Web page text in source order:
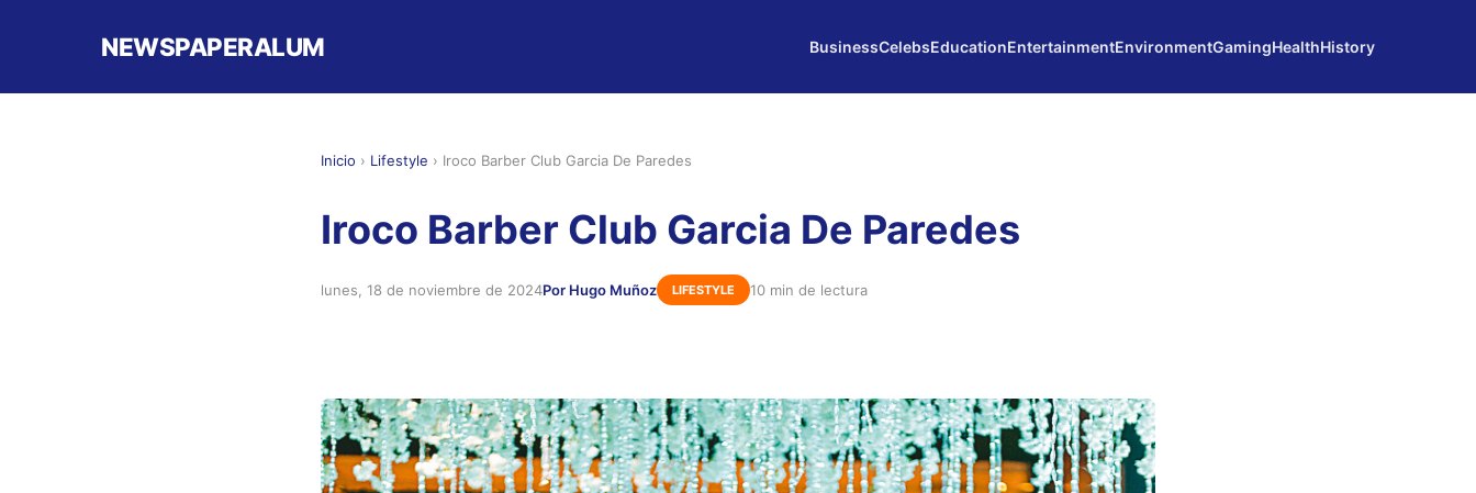
NEWSPAPERALUM BusinessCelebsEducationEntertainmentEnvironmentGamingHealthHistory
Inicio › Lifestyle › Iroco Barber Club Garcia De Paredes
Iroco Barber Club Garcia De Paredes
lunes, 18 de noviembre de 2024Por Hugo Muñoz LIFESTYLE 10 min de lectura